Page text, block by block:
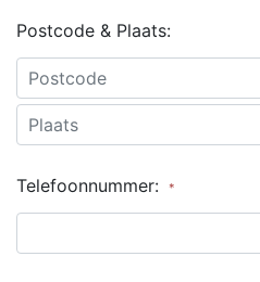
Postcode & Plaats:
Telefoonnummer: *